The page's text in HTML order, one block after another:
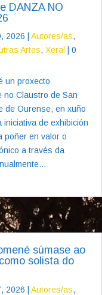
DANZA NO
2026 Autores/as,
Artes, Xeral
| 0
un proxecto
no Claustro de San
de Ourense, en xuño
iniciativa de exhibición
poñer en valor o
a través da
súmase ao
solista do
2026 Autores/as,